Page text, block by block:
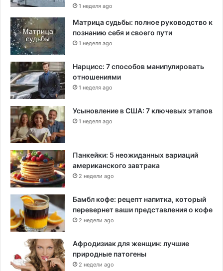
1 неделя ago
Матрица судьбы: полное руководство к
познанию себя и своего пути
1 неделя ago
Нарцисс: 7 способов манипулировать
отношениями
1 неделя ago
Усыновление в США: 7 ключевых этапов
1 неделя ago
Панкейки: 5 неожиданных вариаций
американского завтрака
2 недели ago
Бамбл кофе: рецепт напитка, который
перевернет ваши представления о кофе
2 недели ago
Афродизиак для женщин: лучшие
природные патогены
2 недели ago